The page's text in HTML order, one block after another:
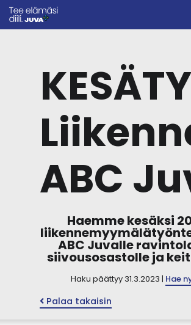
ABC
Haemme kesäksi
ABC Juvalle
siivousosastolle ja
Haku päättyy 31.3.2023 | Hae
Palaa takaisin